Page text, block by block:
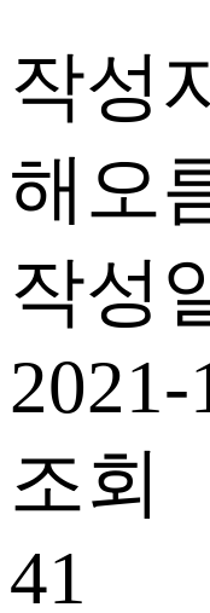
작성
해오
작성
2021-
조회
41